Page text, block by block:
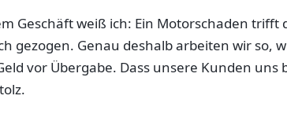
Geschäft weiß ich: Ein Motorschaden
gezogen. Genau deshalb arbeiten wir so,
vor Übergabe. Dass unsere Kunden